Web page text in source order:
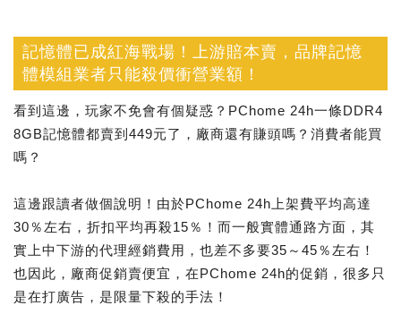
記憶體已成紅海戰場！上游賠本賣，品牌記憶
體模組業者只能殺價衝營業額！
看到這邊，玩家不免會有個疑惑？PChome 24h一條DDR4
8GB記憶體都賣到449元了，廠商還有賺頭嗎？消費者能買
嗎？
這邊跟讀者做個說明！由於PChome 24h上架費平均高達
30％左右，折扣平均再殺15％！而一般實體通路方面，其
實上中下游的代理經銷費用，也差不多要35～45％左右！
也因此，廠商促銷賣便宜，在PChome 24h的促銷，很多只
是在打廣告，是限量下殺的手法！